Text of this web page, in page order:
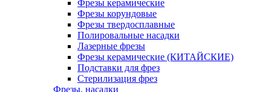
Фрезы керамические
Фрезы корундовые
Фрезы твердосплавные
Полировальные насадки
Лазерные фрезы
Фрезы керамические (КИТАЙСКИЕ)
Подставки для фрез
Стерилизация фрез
Фрезы, насадки